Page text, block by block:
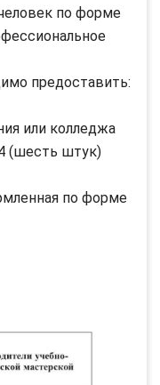
по форме
предоставить:
или колледжа
(шесть штук)
по форме